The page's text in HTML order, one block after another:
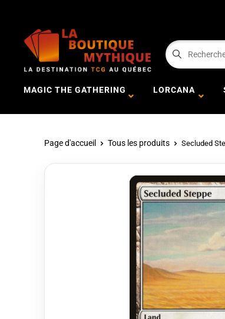
MAGIC THE GATHERING LORCANA
Page d'accueil Tous les produits Secluded